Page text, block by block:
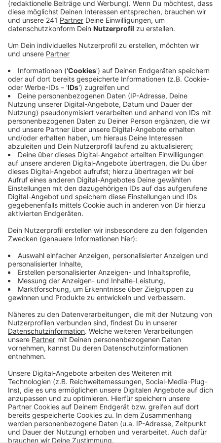
Anzeige
Ein Nachbar hatte in der dritten Etage einen
Rauchmelder und Hilfeschreie gehört, daraufhin war er
mit einem Feuerlöscher in die Wohnung geeilt und
konnte das Feuer löschen. Dabei hatte er Rauch
eingeatmet und sich verletzt. Ausgelöst hatte den
Brand offenbar Essen, das auf einem Herd zu heiß
geworden war.
Die Feuerwehr war ursprünglich davon ausgegangen,
dass durch das Feuer Menschenleben in Gefahr sein
könnten. Mehrere Anwohner hatten sich aufgeregt
über die Notrufnummer gemeldet. Die Feuerwehr war
mit fast 30 Helfern und über zehn Fahrzeugen zur
Fichtestraße nach Steinbüchel gefahren.
Alle Einsätze bei der Leverkusener Feuerwehr wurden
am Montag beim europaweiten Aktionstag des
Notrufs, zeitgleich auf Twitter gepostet. Die
Feuerwehr ist zufrieden mit dem Ergebnis. Insgesamt
Interaktionen - sprich Likes, Kommentare oder
geteilte Beiträge. Mit dem Aktionstag wollte die
Feuerwehr einen Einblick hinter ihre Kulissen geben.
Ziel war auch den Feuwehr-Beruf für junge Leute
Anzeige
Anzeige